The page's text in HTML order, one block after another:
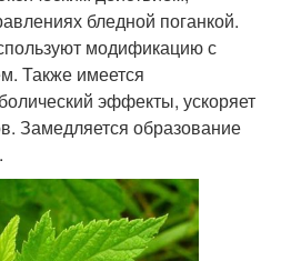
бледной поганкой.
модификацию с
Также имеется
эффекты, ускоряет
Замедляется образование